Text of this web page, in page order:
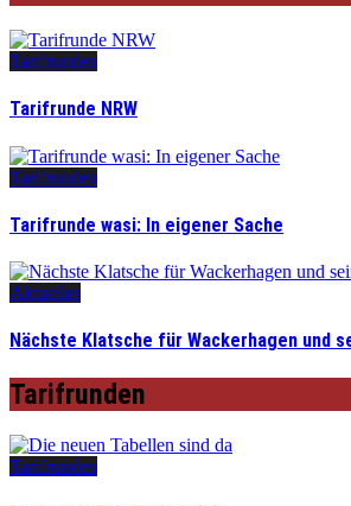
Tarifrunden
Tarifrunde NRW
Tarifrunden
Tarifrunde wasi: In eigener Sache
Aktuelles
Nächste Klatsche für Wackerhagen und
Tarifrunden
Tarifrunden